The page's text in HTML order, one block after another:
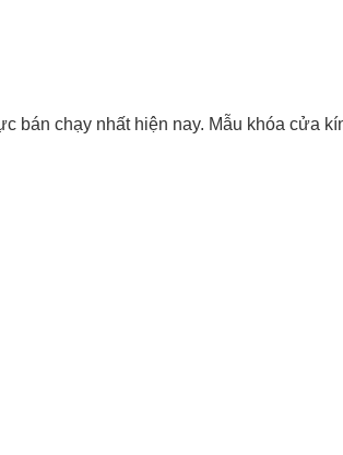
bán chạy nhất hiện nay. Mẫu khóa cửa